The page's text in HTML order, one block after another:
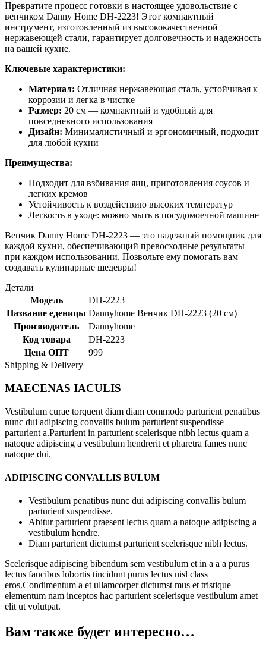
Превратите процесс готовки в настоящее удовольствие с
венчиком Danny Home DH-2223! Этот компактный
инструмент, изготовленный из высококачественной
нержавеющей стали, гарантирует долговечность и надежность
на вашей кухне.
Ключевые характеристики:
Материал: Отличная нержавеющая сталь, устойчивая к
коррозии и легка в чистке
Размер: 20 см — компактный и удобный для
повседневного использования
Дизайн: Минималистичный и эргономичный, подходит
для любой кухни
Преимущества:
Подходит для взбивания яиц, приготовления соусов и
легких кремов
Устойчивость к воздействию высоких температур
Легкость в уходе: можно мыть в посудомоечной машине
Венчик Danny Home DH-2223 — это надежный помощник для
каждой кухни, обеспечивающий превосходные результаты
при каждом использовании. Позвольте ему помогать вам
создавать кулинарные шедевры!
Детали
Модель
DH-2223
Название еденицы Dannyhome Венчик DH-2223 (20 см)
Производитель
Dannyhome
Код товара
DH-2223
Цена ОПТ
999
Shipping & Delivery
MAECENAS IACULIS
Vestibulum curae torquent diam diam commodo parturient penatibus
nunc dui adipiscing convallis bulum parturient suspendisse
parturient a.Parturient in parturient scelerisque nibh lectus quam a
natoque adipiscing a vestibulum hendrerit et pharetra fames nunc
natoque dui.
ADIPISCING CONVALLIS BULUM
Vestibulum penatibus nunc dui adipiscing convallis bulum
parturient suspendisse.
Abitur parturient praesent lectus quam a natoque adipiscing a
vestibulum hendre.
Diam parturient dictumst parturient scelerisque nibh lectus.
Scelerisque adipiscing bibendum sem vestibulum et in a a a purus
lectus faucibus lobortis tincidunt purus lectus nisl class
eros.Condimentum a et ullamcorper dictumst mus et tristique
elementum nam inceptos hac parturient scelerisque vestibulum amet
elit ut volutpat.
Вам также будет интересно…